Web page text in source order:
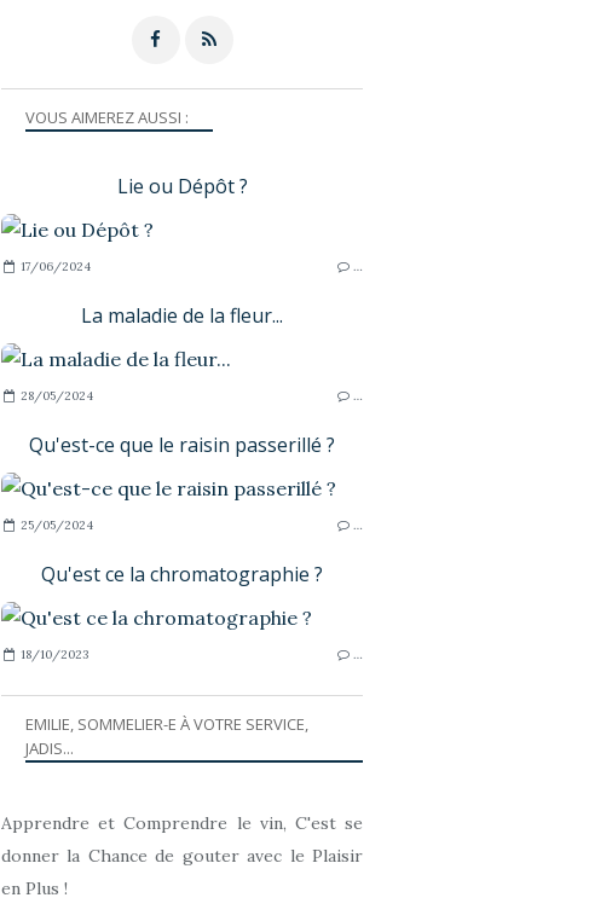
VOUS AIMEREZ AUSSI :
Lie ou Dépôt ?
17/06/2024 …
La maladie de la fleur...
28/05/2024 …
Qu'est-ce que le raisin passerillé ?
25/05/2024 …
Qu'est ce la chromatographie ?
18/10/2023 …
EMILIE, SOMMELIER-E À VOTRE SERVICE,
JADIS...
Apprendre et Comprendre le vin, C'est se
donner la Chance de gouter avec le Plaisir
en Plus !